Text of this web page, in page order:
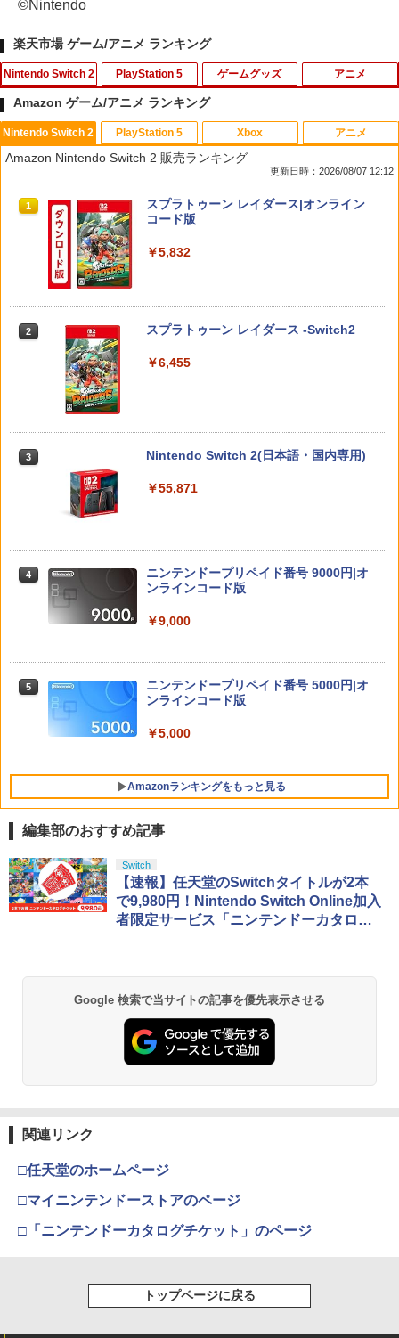
©Nintendo
楽天市場 ゲーム/アニメ ランキング
Nintendo Switch 2
1
Pokemon LEGENDS Z-A Nintendo Swi
tch 2 Edition 【Switch2】 NXS-P-ALZ
￥7,230
￥7,830
￥7,880
￥7,902
ch 2 Edition ＋ ジャンボリーTV(「スー
パーマリオ」ステッカー2種)
￥8,032
PlayStation 5
1
FPS エイム アシストキャップ PS5 PS4
コントローラ 対応 Playstation プレイス
テーション 対戦 APEX cod フォトナ FP
パープル オレンジ シューティングゲー
ム アクションゲーム プレステ プレステ5
2
【中古】【PS5】Ed-0: Zombie Uprisin
3
エイムアップリング FPS EVOgames 日
h プロコン PC コントローラー用 エイム
￥1,980
【特典】テイルズ オブ エターニア リマ
スター PS5版(【早期購入特典】超冒険
￥3,484
シティコネクション 【PS5】カルドセプ
PS5 カルドセプト ザ ファ-スト ツウジョ
ウ]
￥4,200
ゲームグッズ
1 【中古】戦国無双 Chronicle - 3DS
【中古】.hack//Vol.1×Vol.2 PlayStation
￥683
F DUTY BLACK OPS COLD WAR ) ソニ
ー・インタラクティブエンタテインメン
ト (20201113)
￥1,300
ションパス（ダウンロード版）※3,200
ポイントまでご利用可
￥4,400
5
【中古】【開封品】Nintendo Switch本
体 Joy-Con(L) ネオンブルー/(R) ネオン
アニメ
1
【中古】【未使用品】カーズ2 MovieNE
X [DVDのみ]
￥3,850
吾峠呼世晴 ]
￥8,690
「僕の心のヤバイやつ」【Blu-ray】(A6
アクリルプレート) [ 堀江瞬 ]
Amazon ゲーム/アニメ ランキング
Nintendo Switch 2
Amazon Nintendo Switch 2 販売ランキング
更新日時：2026/08/07 12:12
1
スプラトゥーン レイダース|オンライン
コード版
￥5,832
2 スプラトゥーン レイダース -Switch2
￥6,455
3 Nintendo Switch 2(日本語・国内専用)
￥55,871
4
ニンテンドープリペイド番号 9000円|オ
ンラインコード版
￥9,000
5
ニンテンドープリペイド番号 5000円|オ
ンラインコード版
￥5,000
Amazonランキングをもっと見る
PlayStation 5
1
PlayStation 5 デジタル・エディション
日本語専用 Console Language: Japan
ese only (CFI-2200B01)
￥55,000
Beast of Reincarnation -PS5 【特典】
プロダクトコード 封入
￥7,286
￥11,849
【純正品】DualSense ワイヤレスコン
￥10,737
Xbox
1
【純正品】Xbox ワイヤレス コントロー
ラー + USB-C® ケーブル
￥8,300
2
Xbox プリペイドカード 5,000円 デジタ
ルコード 【旧 Xbox ギフトカード】 [オ
ンラインコード]
￥5,000
B-C ケーブル
アニメ
1
【Amazon.co.jp限定】劇場版モノノ怪
第三章 蛇神 (Amazon.co.jp限定オリジ
ナル三方背収納ケース付きコレクション)
(オリジナル特典:オリジナル巾着＋メー
カー特典:【坤と離】二振りの剣、十翼よ
劇場版「鬼滅の刃」無限城編 第一章 猗
窩座再来 通常版 [Blu-ray]
3
劇場版「鬼滅の刃」無限城編 第一章 猗
窩座再来 通常版 [DVD]
￥3,523
劇場版「鬼滅の刃」無限城編 第一章 猗
編集部のおすすめ記事
Switch
【速報】任天堂のSwitchタイトルが2本
で9,980円！Nintendo Switch Online加入
者限定サービス「ニンテンドーカタログ
Google 検索で当サイトの記事を優先表示させる
関連リンク
□任天堂のホームページ
□マイニンテンドーストアのページ
□「ニンテンドーカタログチケット」のページ
トップページに戻る